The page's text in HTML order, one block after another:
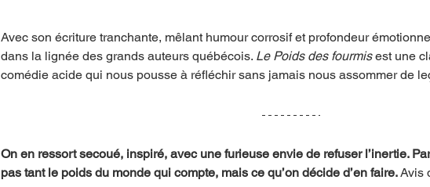
Avec son écriture tranchante, mêlant humour corrosif et profondeur
dans la lignée des grands auteurs québécois. Le Poids des fourmis est une
comédie acide qui nous pousse à réfléchir sans jamais nous assommer de
On en ressort secoué, inspiré, avec une furieuse envie de refuser l’inertie.
pas tant le poids du monde qui compte, mais ce qu’on décide d’en faire. Avis